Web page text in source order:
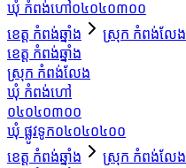
ឃុំ កំពង់ហៅ០៤០៤០៣០០
ខេត្ត កំពង់ឆ្នាំង
ស្រុក កំពង់លែង
ខេត្ត កំពង់ឆ្នាំង
ស្រុក កំពង់លែង
ឃុំ កំពង់ហៅ
០៤០៤០៣០០
ឃុំ ផ្លូវទូក០៤០៤០៤០០
ខេត្ត កំពង់ឆ្នាំង
ស្រុក កំពង់លែង